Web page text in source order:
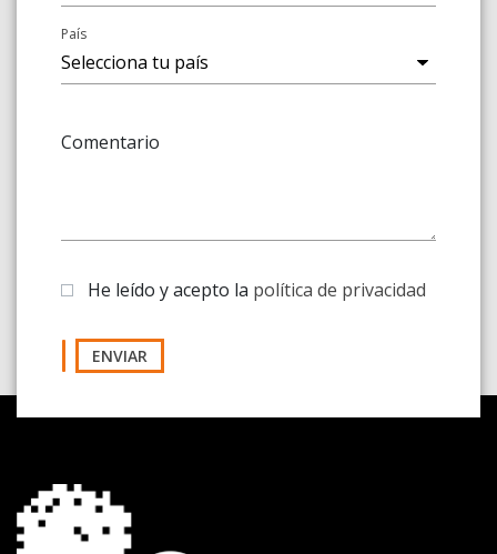
País
Comentario
He leído y acepto la política de privacidad
ENVIAR